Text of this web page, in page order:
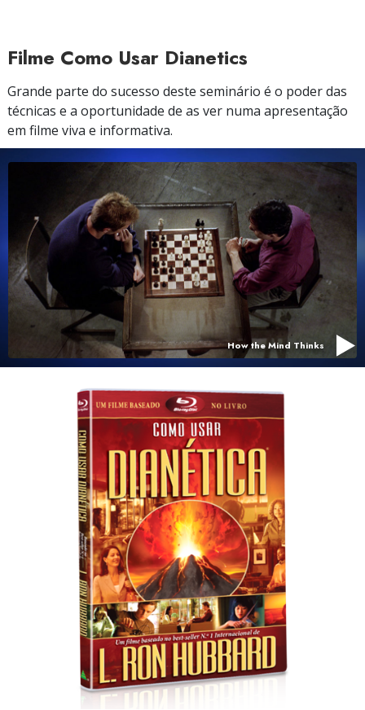
Filme Como Usar Dianetics
Grande parte do sucesso deste seminário é o poder das
técnicas e a oportunidade de as ver numa apresentação
em filme viva e informativa.
How the Mind Thinks